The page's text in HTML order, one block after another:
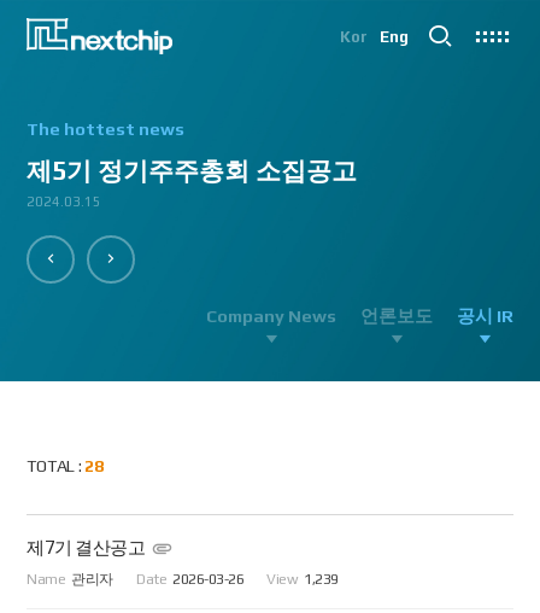
Kor Eng
The hottest news
제5기 정기주주총회 소집공고
2024.03.15
2023.06.13
Company News 언론보도 공시 IR
TOTAL : 28
제7기 결산공고
관리자 2026-03-26 1,239